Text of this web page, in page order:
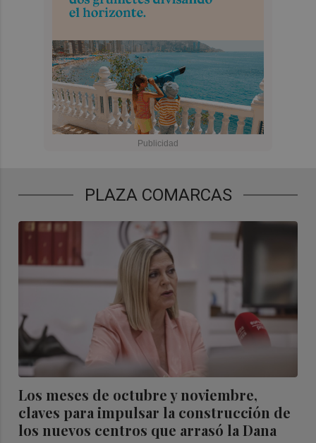
PLAZA COMARCAS
Los meses de octubre y noviembre,
claves para impulsar la construcción de
los nuevos centros que arrasó la Dana